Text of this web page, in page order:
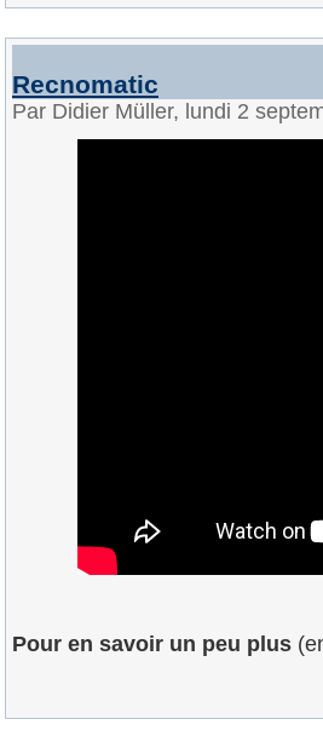
Recnomatic
Par Didier Müller, lundi 2
Pour en savoir un peu plus